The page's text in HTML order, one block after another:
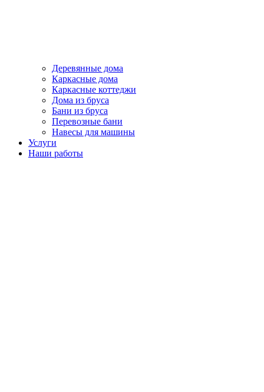
Деревянные дома
Каркасные дома
Каркасные коттеджи
Дома из бруса
Бани из бруса
Перевозные бани
Навесы для машины
Услуги
Наши работы